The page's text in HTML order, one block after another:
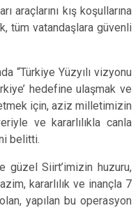
araçlarını kış koşullarına
tüm vatandaşlara güvenli
“Türkiye Yüzyılı vizyonu
hedefine ulaşmak ve
için, aziz milletimizin
ve kararlılıkla canla
belitti.
güzel Siirt’imizin huzuru,
kararlılık ve inançla 7
yapılan bu operasyon